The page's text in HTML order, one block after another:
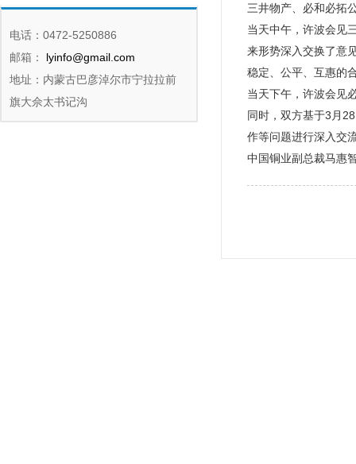
电话：0472-5250886
邮箱：
lyinfo@gmail.com
地址：内蒙古巴彦淖尔市宁拉拉前
旗大佘太书记沟
三井物产、必和必拓
当天中午，许波会见
来形势深入交换了意
稳定、公平、互惠的
当天下午，许波会见
同时，双方基于3月
作等问题进行深入交
中国铜业副总裁马惠